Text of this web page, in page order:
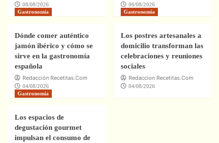
08/08/2026
06/08/2026
Gastronomía
Dónde comer auténtico
jamón ibérico y cómo se
sirve en la gastronomía
española
Redacción Recetitas.Com
04/08/2026
Gastronomía
Los postres artesanales a
domicilio transforman las
celebraciones y reuniones
sociales
Redaccion Recetitas.Com
04/08/2026
Gastronomía
Los espacios de
degustación gourmet
impulsan el consumo de